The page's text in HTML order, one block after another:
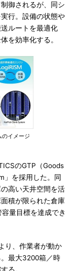
御されるが、同シ
行。設備の状態や
ルートを最適化
を効率化する。
のイメージ
のGTP（Goods
」を採用した。同
高い天井空間を活
積が限られた倉庫
量目標を達成でき
り、作業者が動か
最大3200箱／時